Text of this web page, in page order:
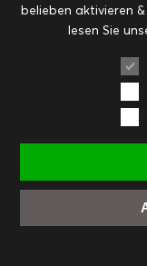
Eingemachtes
Rezepte
Suppen,
Weihnachten
FACEBOOK
belieben aktivieren
lesen Sie